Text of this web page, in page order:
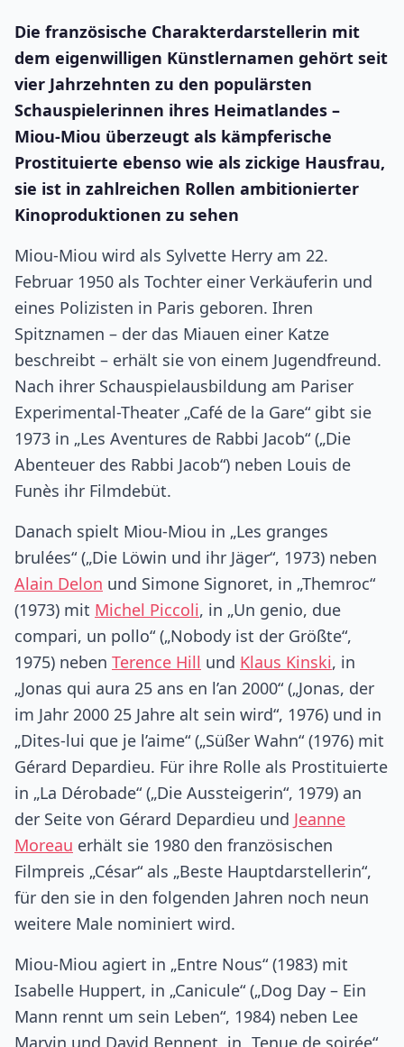
Die französische Charakterdarstellerin mit
dem eigenwilligen Künstlernamen gehört seit
vier Jahrzehnten zu den populärsten
Schauspielerinnen ihres Heimatlandes –
Miou-Miou überzeugt als kämpferische
Prostituierte ebenso wie als zickige Hausfrau,
sie ist in zahlreichen Rollen ambitionierter
Kinoproduktionen zu sehen
Miou-Miou wird als Sylvette Herry am 22.
Februar 1950 als Tochter einer Verkäuferin und
eines Polizisten in Paris geboren. Ihren
Spitznamen – der das Miauen einer Katze
beschreibt – erhält sie von einem Jugendfreund.
Nach ihrer Schauspielausbildung am Pariser
Experimental-Theater „Café de la Gare“ gibt sie
1973 in „Les Aventures de Rabbi Jacob“ („Die
Abenteuer des Rabbi Jacob“) neben Louis de
Funès ihr Filmdebüt.
Danach spielt Miou-Miou in „Les granges
brulées“ („Die Löwin und ihr Jäger“, 1973) neben
Alain Delon und Simone Signoret, in „Themroc“
(1973) mit Michel Piccoli, in „Un genio, due
compari, un pollo“ („Nobody ist der Größte“,
1975) neben Terence Hill und Klaus Kinski, in
„Jonas qui aura 25 ans en l’an 2000“ („Jonas, der
im Jahr 2000 25 Jahre alt sein wird“, 1976) und in
„Dites-lui que je l’aime“ („Süßer Wahn“ (1976) mit
Gérard Depardieu. Für ihre Rolle als Prostituierte
in „La Dérobade“ („Die Aussteigerin“, 1979) an
der Seite von Gérard Depardieu und Jeanne
Moreau erhält sie 1980 den französischen
Filmpreis „César“ als „Beste Hauptdarstellerin“,
für den sie in den folgenden Jahren noch neun
weitere Male nominiert wird.
Miou-Miou agiert in „Entre Nous“ (1983) mit
Isabelle Huppert, in „Canicule“ („Dog Day – Ein
Mann rennt um sein Leben“, 1984) neben Lee
Marvin und David Bennent, in „Tenue de soirée“